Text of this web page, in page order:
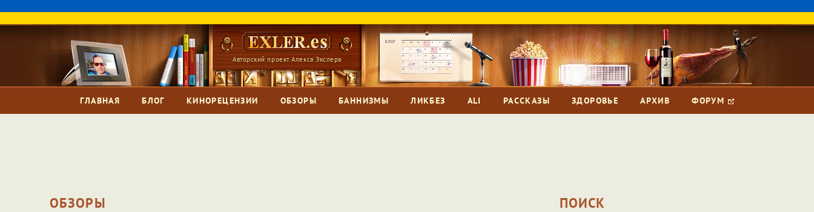
Авторский проект Алекса Экслера
ГЛАВНАЯ БЛОГ КИНОРЕЦЕНЗИИ ОБЗОРЫ БАННИЗМЫ ЛИКБЕЗ ALI РАССКАЗЫ ЗДОРОВЬЕ АРХИВ ФОРУМ
ОБЗОРЫ ПОИСК